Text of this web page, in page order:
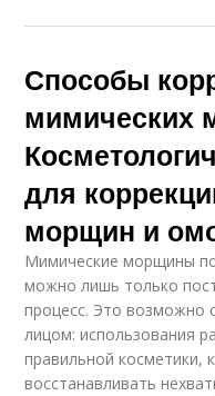
Способы
мимических
для
морщин и
Мимические морщины
можно лишь только
процесс. Это возможно
лицом: использования
правильной косметики,
восстанавливать